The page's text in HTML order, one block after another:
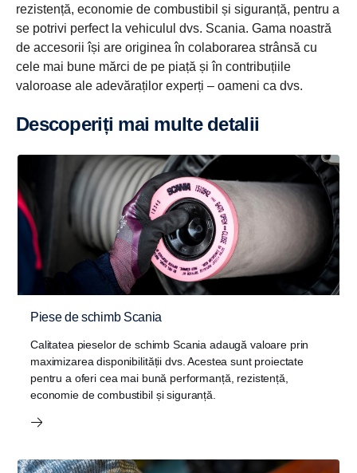
rezistență, economie de combustibil și siguranță, pentru a
se potrivi perfect la vehiculul dvs. Scania. Gama noastră
de accesorii își are originea în colaborarea strânsă cu
cele mai bune mărci de pe piață și în contribuțiile
valoroase ale adevăraților experți – oameni ca dvs.
Descoperiți mai multe detalii
Piese de schimb Scania
Calitatea pieselor de schimb Scania adaugă valoare prin
maximizarea disponibilității dvs. Acestea sunt proiectate
pentru a oferi cea mai bună performanță, rezistență,
economie de combustibil și siguranță.